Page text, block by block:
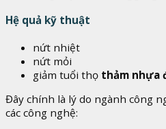
Hệ quả kỹ thuật
nứt nhiệt
nứt mỏi
giảm tuổi thọ thảm nhựa
Đây chính là lý do ngành công
các công nghệ: